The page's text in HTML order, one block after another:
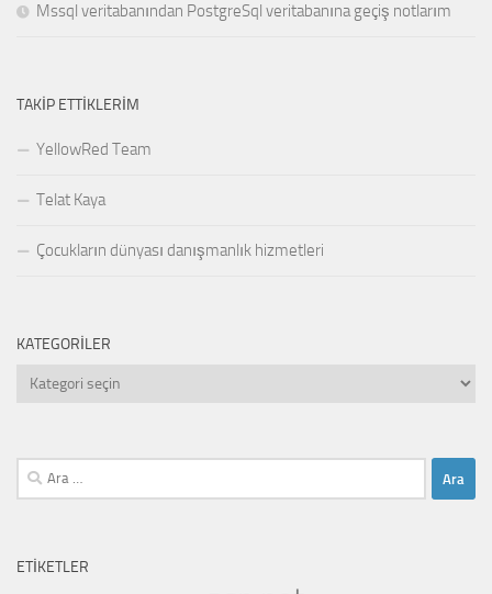
Mssql veritabanından PostgreSql veritabanına geçiş notlarım
TAKIP ETTIKLERIM
YellowRed Team
Telat Kaya
Çocukların dünyası danışmanlık hizmetleri
KATEGORILER
Kategoriler
Arama:
ETIKETLER